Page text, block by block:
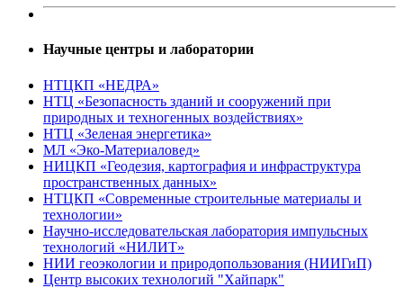
Научные центры и лаборатории
НТЦКП «НЕДРА»
НТЦ «Безопасность зданий и сооружений при
природных и техногенных воздействиях»
НТЦ «Зеленая энергетика»
МЛ «Эко-Материаловед»
НИЦКП «Геодезия, картография и инфраструктура
пространственных данных»
НТЦКП «Современные строительные материалы и
технологии»
Научно-исследовательская лаборатория импульсных
технологий «НИЛИТ»
НИИ геоэкологии и природопользования (НИИГиП)
Центр высоких технологий "Хайпарк"